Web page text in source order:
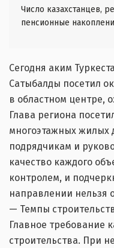
Число казахстанцев,
пенсионные
Сегодня аким
Сатыбалды посетил
в областном центре,
Глава региона
многоэтажных жилых
подрядчикам и
качество каждого
контролем, и
направлении нельзя
— Темпы
Главное требование
строительства. При